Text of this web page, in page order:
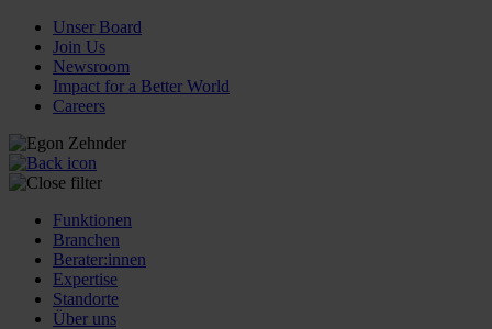
Unser Board
Join Us
Newsroom
Impact for a Better World
Careers
Funktionen
Branchen
Berater:innen
Expertise
Standorte
Über uns